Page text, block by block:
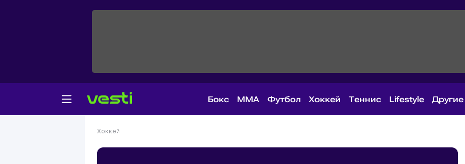
Бокс MMA Футбол Хоккей Теннис Lifestyle Другие
Хоккей